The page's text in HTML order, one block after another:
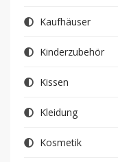
Kaufhäuser
Kinderzubehör
Kissen
Kleidung
Kosmetik